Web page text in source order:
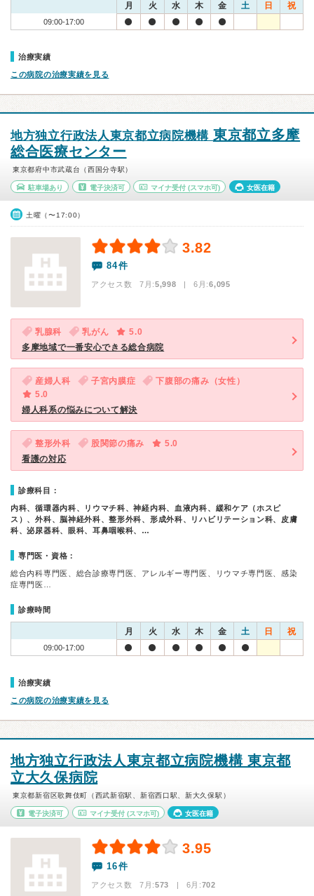
月 火 水 木 金 土 日 祝
09:00-17:00
治療実績
この病院の治療実績を見る
地方独立行政法人東京都立病院機構 東京都立多摩
総合医療センター
東京都府中市武蔵台（西国分寺駅）
駐車場あり 電子決済可 マイナ受付 (スマホ可) 女医在籍
土曜（〜17:00）
3.82
84件
アクセス数 7月:5,998 | 6月:6,095
乳腺科 乳がん
5.0
多摩地域で一番安心できる総合病院
産婦人科 子宮内膜症
下腹部の痛み（女性）
5.0
婦人科系の悩みについて解決
整形外科 股関節の痛み
5.0
看護の対応
診療科目：
内科、循環器内科、リウマチ科、神経内科、血液内科、緩和ケア（ホスピ
ス）、外科、脳神経外科、整形外科、形成外科、リハビリテーション科、皮膚
科、泌尿器科、眼科、耳鼻咽喉科、…
専門医・資格：
総合内科専門医、総合診療専門医、アレルギー専門医、リウマチ専門医、感染
症専門医…
診療時間
月 火 水 木 金 土 日 祝
09:00-17:00
治療実績
この病院の治療実績を見る
地方独立行政法人東京都立病院機構 東京都
立大久保病院
東京都新宿区歌舞伎町（西武新宿駅、新宿西口駅、新大久保駅）
電子決済可 マイナ受付(スマホ可) 女医在籍
3.95
16件
アクセス数 7月:573 | 6月:702